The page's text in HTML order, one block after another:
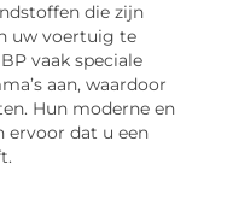
die zijn
uw voertuig te
vaak speciale
aan, waardoor
Hun moderne en
ervoor dat u een